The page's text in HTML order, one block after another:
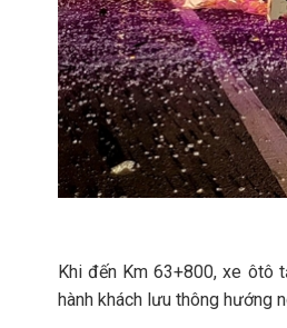
Khi đến Km 63+800, xe ôtô
hành khách lưu thông hướng